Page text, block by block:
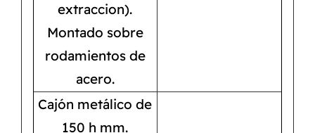
extraccion).
Montado sobre
rodamientos de
acero.
Cajón metálico de
150 h mm.